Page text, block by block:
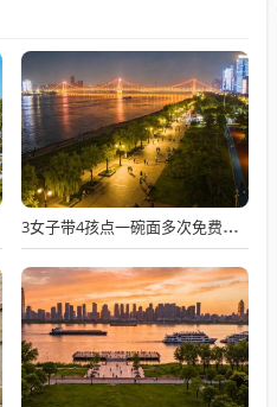
3女子带4孩点一碗面多次免费续面